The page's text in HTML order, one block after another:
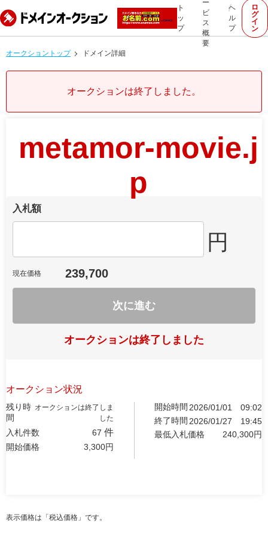
ト
ッ
プ
ー
ビ
ス
概
要
ヘ
ル
プ
ロ
グ
イ
ン
オークショントップ ドメイン詳細
オークションは終了しました。
metamor-movie.j
p
入札額
円
現在価格 239,700
次に進む
オークションは終了しました
オークション状況
残り時
間
オークションは終了しま
した
入札件数 67 件
開始価格 3,300円
開始時間 2026/01/01
09:02
終了時間 2026/01/27
19:45
最低入札価格
240,300円
表示価格は「税込価格」です。